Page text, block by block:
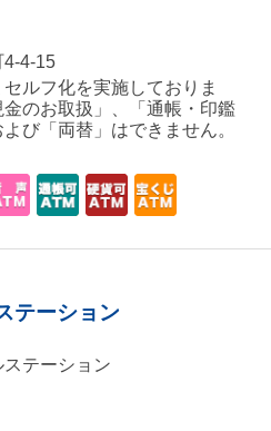
4-4-15
ルフ化を実施しておりま
のお取扱」、「通帳・印鑑
び「両替」はできません。
テーション
テーション